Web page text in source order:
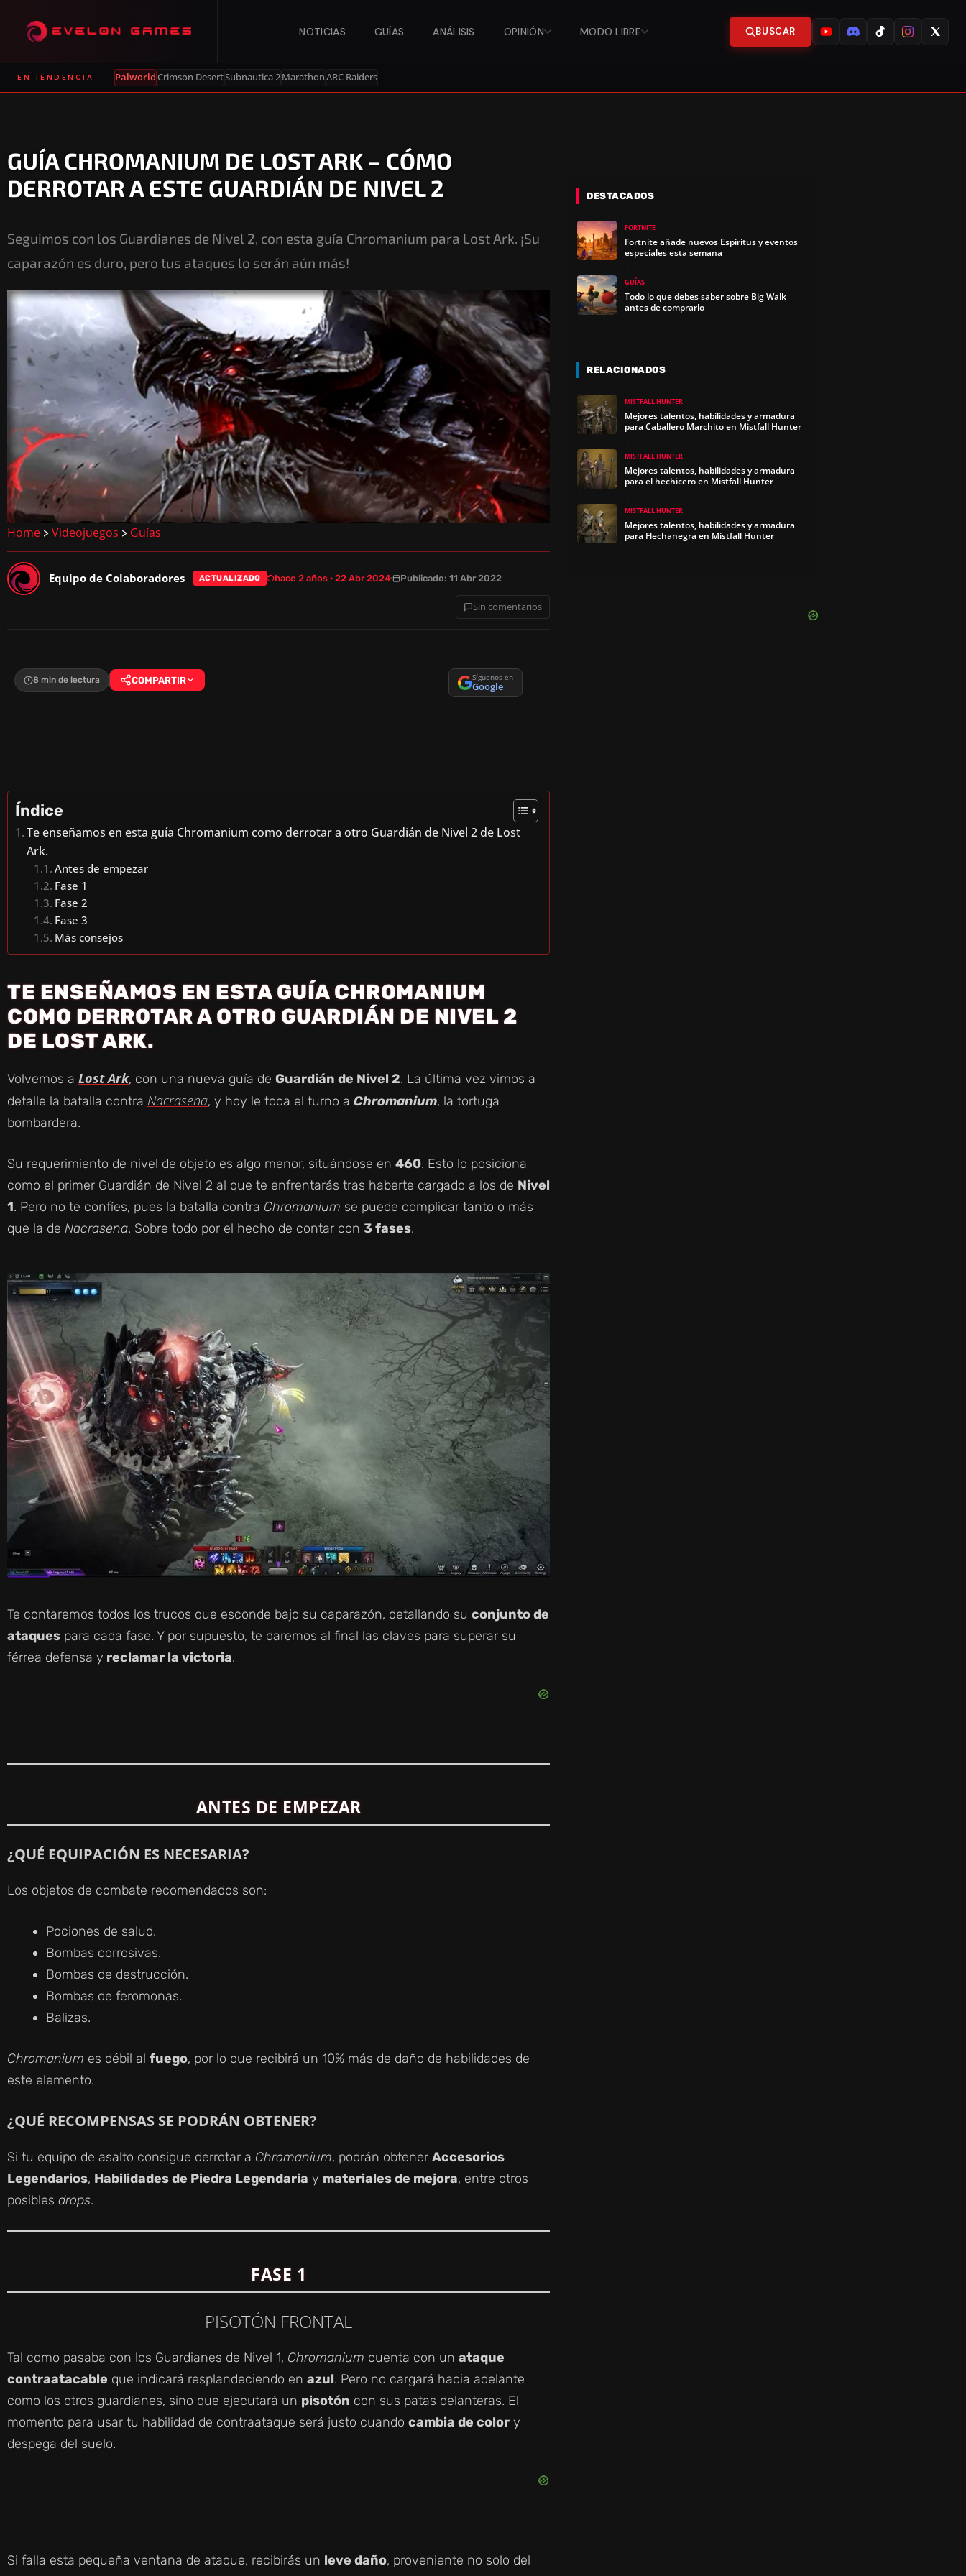
NOTICIAS GUÍAS ANÁLISIS OPINIÓN MODO LIBRE BUSCAR
EN TENDENCIA PalworldCrimson DesertSubnautica 2MarathonARC Raiders
GUÍA CHROMANIUM DE LOST ARK – CÓMO
DERROTAR A ESTE GUARDIÁN DE NIVEL 2
Seguimos con los Guardianes de Nivel 2, con esta guía Chromanium para Lost Ark. ¡Su
caparazón es duro, pero tus ataques lo serán aún más!
Home > Videojuegos > Guías
Equipo de Colaboradores ACTUALIZADO hace 2 años · 22 Abr 2024 Publicado: 11 Abr 2022
Sin comentarios
8 min de lectura COMPARTIR Síguenos en
Google
Índice
Te enseñamos en esta guía Chromanium como derrotar a otro Guardián de Nivel 2 de Lost
Ark.
Antes de empezar
Fase 1
Fase 2
Fase 3
Más consejos
TE ENSEÑAMOS EN ESTA GUÍA CHROMANIUM
COMO DERROTAR A OTRO GUARDIÁN DE NIVEL 2
DE LOST ARK.
Volvemos a Lost Ark, con una nueva guía de Guardián de Nivel 2. La última vez vimos a
detalle la batalla contra Nacrasena, y hoy le toca el turno a Chromanium, la tortuga
bombardera.
Su requerimiento de nivel de objeto es algo menor, situándose en 460. Esto lo posiciona
como el primer Guardián de Nivel 2 al que te enfrentarás tras haberte cargado a los de Nivel
1. Pero no te confíes, pues la batalla contra Chromanium se puede complicar tanto o más
que la de Nacrasena. Sobre todo por el hecho de contar con 3 fases.
Te contaremos todos los trucos que esconde bajo su caparazón, detallando su conjunto de
ataques para cada fase. Y por supuesto, te daremos al final las claves para superar su
férrea defensa y reclamar la victoria.
ANTES DE EMPEZAR
¿QUÉ EQUIPACIÓN ES NECESARIA?
Los objetos de combate recomendados son:
Pociones de salud.
Bombas corrosivas.
Bombas de destrucción.
Bombas de feromonas.
Balizas.
Chromanium es débil al fuego, por lo que recibirá un 10% más de daño de habilidades de
este elemento.
¿QUÉ RECOMPENSAS SE PODRÁN OBTENER?
Si tu equipo de asalto consigue derrotar a Chromanium, podrán obtener Accesorios
Legendarios, Habilidades de Piedra Legendaria y materiales de mejora, entre otros
posibles drops.
FASE 1
PISOTÓN FRONTAL
Tal como pasaba con los Guardianes de Nivel 1, Chromanium cuenta con un ataque
contraatacable que indicará resplandeciendo en azul. Pero no cargará hacia adelante
como los otros guardianes, sino que ejecutará un pisotón con sus patas delanteras. El
momento para usar tu habilidad de contraataque será justo cuando cambia de color y
despega del suelo.
Si falla esta pequeña ventana de ataque, recibirás un leve daño, proveniente no solo del
DESTACADOS
FORTNITE
Fortnite añade nuevos Espíritus y eventos
especiales esta semana
GUÍAS
Todo lo que debes saber sobre Big Walk
antes de comprarlo
RELACIONADOS
MISTFALL HUNTER
Mejores talentos, habilidades y armadura
para Caballero Marchito en Mistfall Hunter
MISTFALL HUNTER
Mejores talentos, habilidades y armadura
para el hechicero en Mistfall Hunter
MISTFALL HUNTER
Mejores talentos, habilidades y armadura
para Flechanegra en Mistfall Hunter